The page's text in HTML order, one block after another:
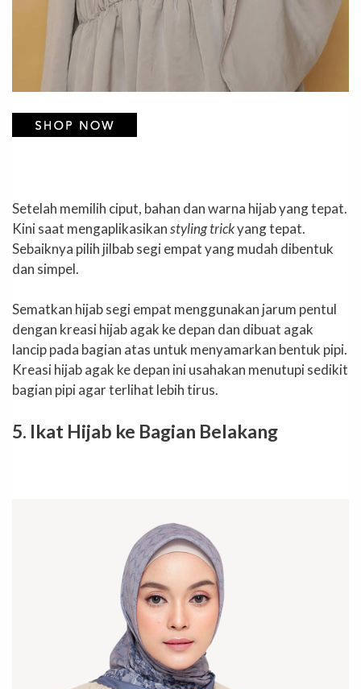
Setelah memilih ciput, bahan dan warna hijab yang tepat.
Kini saat mengaplikasikanstyling trickyang tepat.
Sebaiknya pilih jilbab segi empat yang mudah dibentuk
dan simpel.
Sematkan hijab segi empat menggunakan jarum pentul
dengan kreasi hijab agak ke depan dan dibuat agak
lancip pada bagian atas untuk menyamarkan bentuk pipi.
Kreasi hijab agak ke depan ini usahakan menutupi sedikit
bagian pipi agar terlihat lebih tirus.
5. Ikat Hijab ke Bagian Belakang